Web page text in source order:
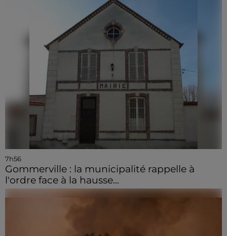
7h56
Gommerville : la municipalité rappelle à
l'ordre face à la hausse...